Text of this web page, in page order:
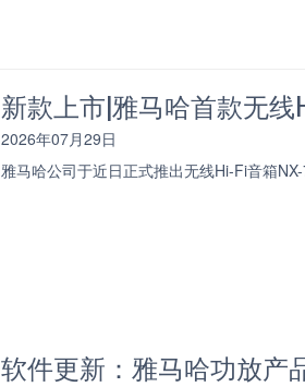
新款上市|雅马哈首款无线
2026年07月29日
雅马哈公司于近日正式推出无线Hi-Fi音箱
软件更新：雅马哈功放产